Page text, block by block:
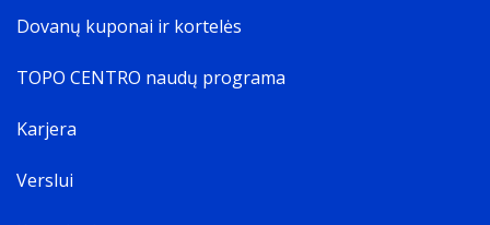
Dovanų kuponai ir kortelės
TOPO CENTRO naudų programa
Karjera
Verslui